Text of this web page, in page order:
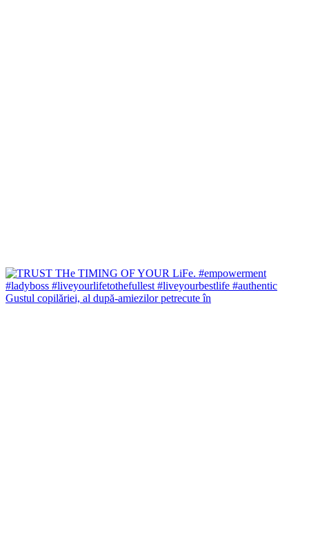
Gustul copilăriei, al după-amiezilor petrecute în